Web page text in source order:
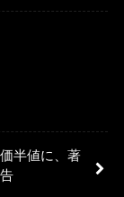
半値に、著